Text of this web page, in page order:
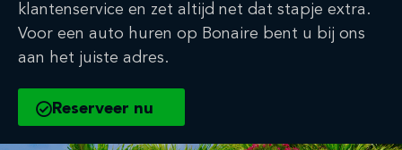
klantenservice en zet altijd net dat stapje extra.
Voor een auto huren op Bonaire bent u bij ons
aan het juiste adres.
Reserveer nu